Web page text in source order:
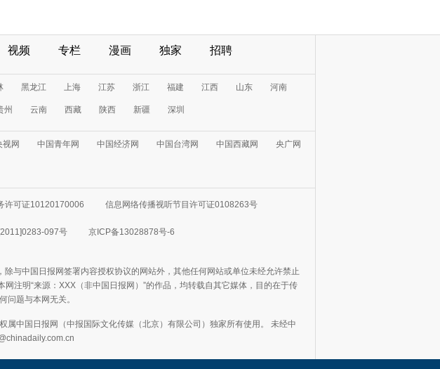
视频 专栏 漫画 独家 招聘
黑龙江 上海 江苏 浙江 福建 江西 山东 河南
州 云南 西藏 陕西 新疆 深圳
视网 中国青年网 中国经济网 中国台湾网 中国西藏网 央广网
许可证10120170006 信息网络传播视听节目许可证0108263号
097号 京ICP备13028878号-6
与中国日报网签署内容授权协议的网站外，其他任何网站或单位未经允许禁止
注明“来源：XXX（非中国日报网）”的作品，均转载自其它媒体，目的在于传
问题与本网无关。
属中国日报网（中报国际文化传媒（北京）有限公司）独家所有使用。 未经中